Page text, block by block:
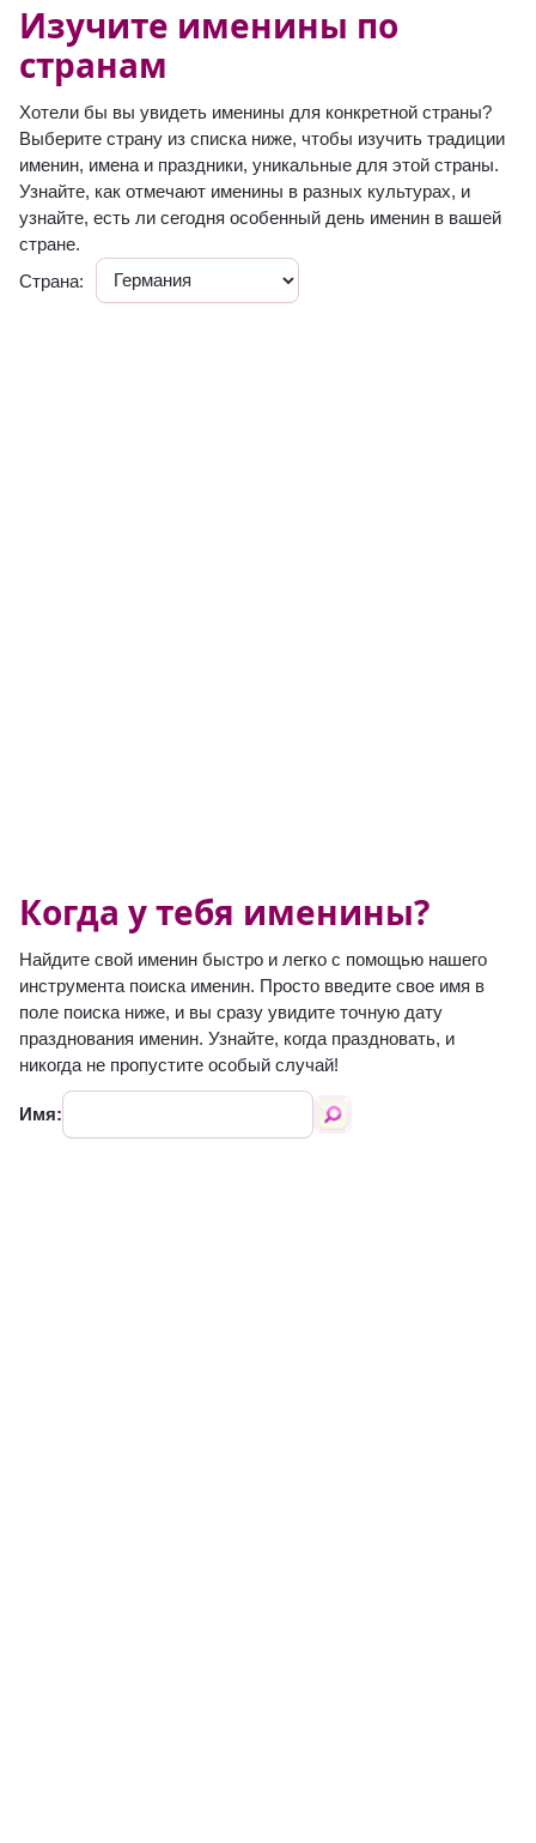
Изучите именины по
странам
Хотели бы вы увидеть именины для конкретной страны?
Выберите страну из списка ниже, чтобы изучить традиции
именин, имена и праздники, уникальные для этой страны.
Узнайте, как отмечают именины в разных культурах, и
узнайте, есть ли сегодня особенный день именин в вашей
стране.
Страна:
Когда у тебя именины?
Найдите свой именин быстро и легко с помощью нашего
инструмента поиска именин. Просто введите свое имя в
поле поиска ниже, и вы сразу увидите точную дату
празднования именин. Узнайте, когда праздновать, и
никогда не пропустите особый случай!
Имя: